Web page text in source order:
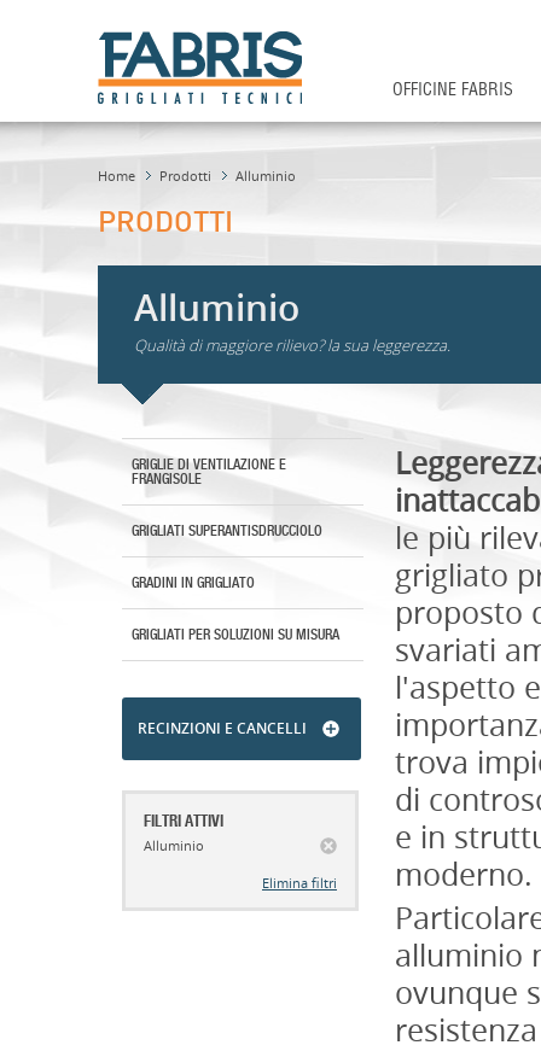
OFFICINE FABRIS
Home Prodotti Alluminio
PRODOTTI
Alluminio
Qualità di maggiore rilievo? la sua leggerezza.
GRIGLIE DI VENTILAZIONE E
FRANGISOLE
GRIGLIATI SUPERANTISDRUCCIOLO
GRADINI IN GRIGLIATO
GRIGLIATI PER SOLUZIONI SU MISURA
RECINZIONI E CANCELLI
FILTRI ATTIVI
Alluminio
Elimina filtri
le più
grigliato
proposto
svariati
l'aspetto
trova
di
e in
moderno.
alluminio
ovunque